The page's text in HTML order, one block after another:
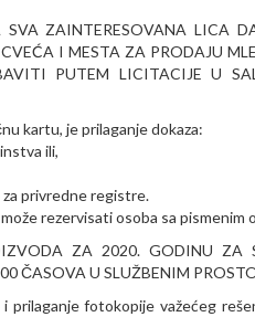
SVA ZAINTERESOVANA LICA
I MESTA ZA PRODAJU
PUTEM LICITACIJE U
kartu, je prilaganje dokaza:
ili,
privredne registre.
rezervisati osoba sa
ZA 2020. GODINU ZA
ČASOVA U SLUŽBENIM
prilaganje fotokopije važećeg